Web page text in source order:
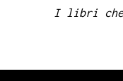
I libri che